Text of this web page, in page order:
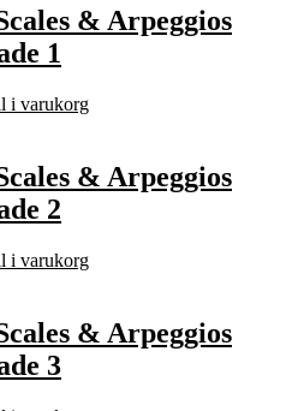
kr.
& Arpeggios
1
i varukorg
& Arpeggios
2
i varukorg
& Arpeggios
3